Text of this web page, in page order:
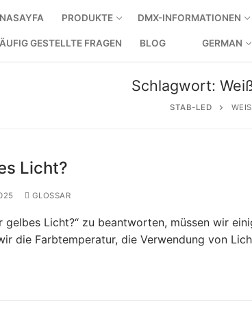
PRODUKTE DMX-INFORMATIONEN
GESTELLTE FRAGEN BLOG GERMAN
ANASAYFA
Schlagwort:
STAB-LED
Licht?
GLOSSAR
gelbes Licht?“ zu beantworten, müssen wir
die Farbtemperatur, die Verwendung von